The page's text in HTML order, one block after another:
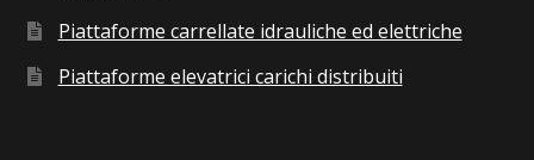
Piattaforme carrellate idrauliche ed elettriche
Piattaforme elevatrici carichi distribuiti